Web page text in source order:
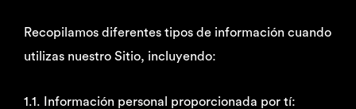
Recopilamos diferentes tipos de información cuando
utilizas nuestro Sitio, incluyendo:
1.1. Información personal proporcionada por tí: